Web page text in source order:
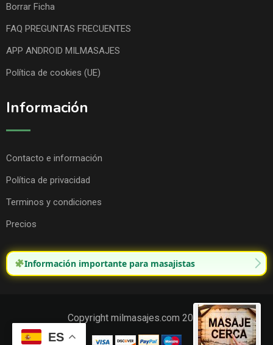
Borrar Ficha
FAQ PREGUNTAS FRECUENTES
APP ANDROID MILMASAJES
Política de cookies (UE)
Información
Contacto e información
Política de privacidad
Terminos y condiciones
Precios
Información importante para masajistas
Copyright milmasajes.com 2025.
ES